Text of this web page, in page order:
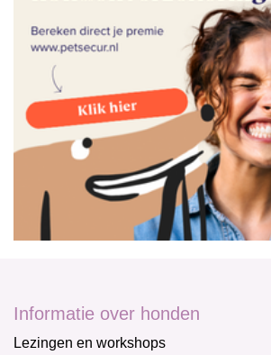
Informatie over honden
Lezingen en workshops